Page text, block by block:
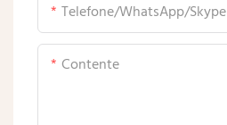
Telefone/WhatsApp/Skype
Contente